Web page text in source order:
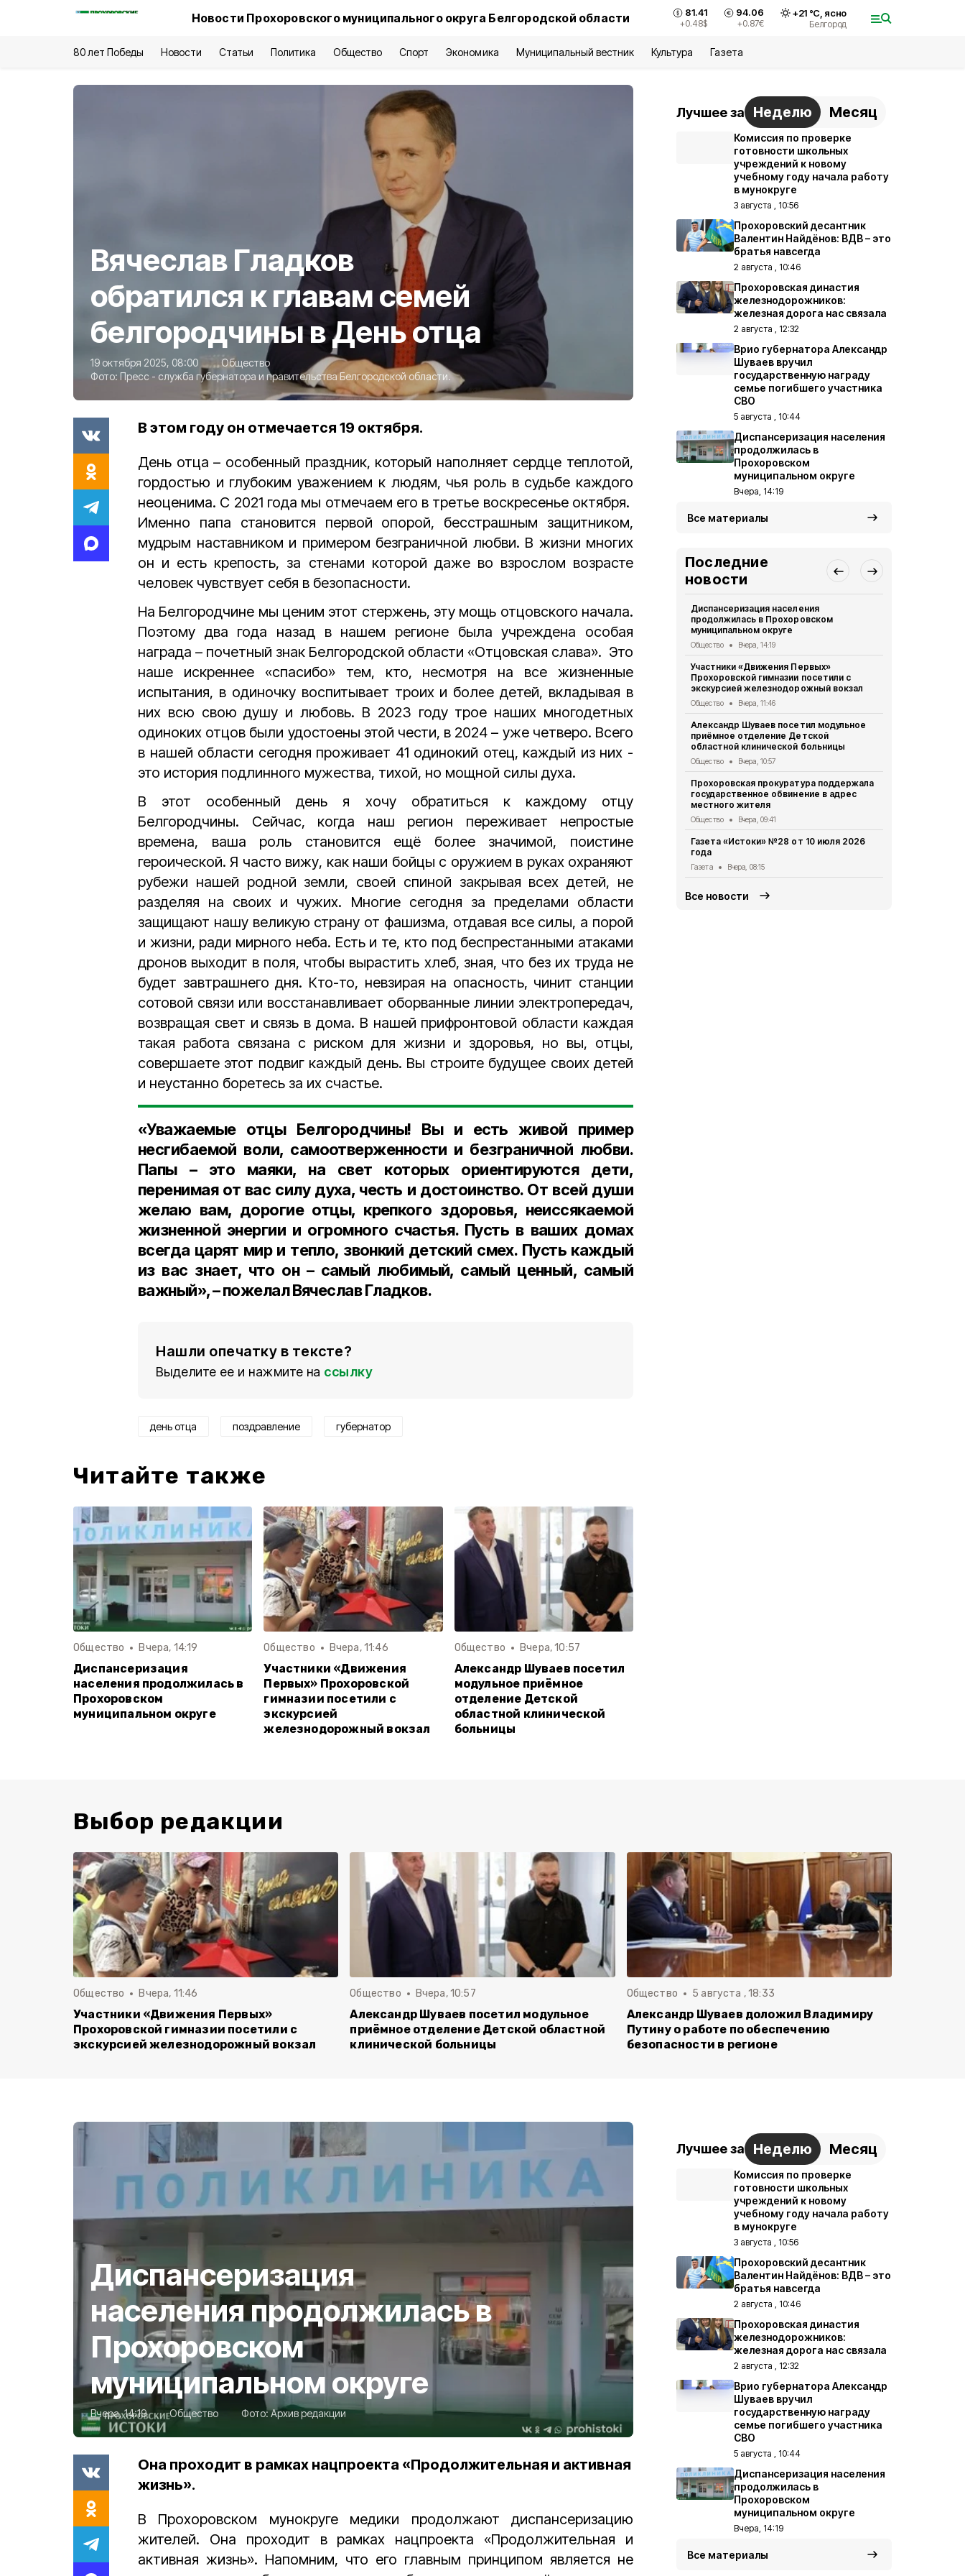
Новости Прохоровского муниципального округа Белгородской области 81.41
+0.48$
94.06
+0.87€
+21°С, ясно
Белгород
80 лет Победы Новости Статьи Политика Общество Спорт Экономика Муниципальный вестник Культура Газета
Вячеслав Гладков
обратился к главам семей
белгородчины в День отца
19 октября 2025, 08:00
Общество
Фото: Пресс - служба губернатора и правительства Белгородской области.
В этом году он отмечается 19 октября.
День отца – особенный праздник, который наполняет сердце теплотой,
гордостью и глубоким уважением к людям, чья роль в судьбе каждого
неоценима. С 2021 года мы отмечаем его в третье воскресенье октября.
Именно папа становится первой опорой, бесстрашным защитником,
мудрым наставником и примером безграничной любви. В жизни многих
он и есть крепость, за стенами которой даже во взрослом возрасте
человек чувствует себя в безопасности.
На Белгородчине мы ценим этот стержень, эту мощь отцовского начала.
Поэтому два года назад в нашем регионе была учреждена особая
награда – почетный знак Белгородской области «Отцовская слава». Это
наше искреннее «спасибо» тем, кто, несмотря на все жизненные
испытания, в одиночку воспитывает троих и более детей, вкладывая в
них всю свою душу и любовь. В 2023 году трое наших многодетных
одиноких отцов были удостоены этой чести, в 2024 – уже четверо. Всего
в нашей области сегодня проживает 41 одинокий отец, каждый из них -
это история подлинного мужества, тихой, но мощной силы духа.
В этот особенный день я хочу обратиться к каждому отцу
Белгородчины. Сейчас, когда наш регион переживает непростые
времена, ваша роль становится ещё более значимой, поистине
героической. Я часто вижу, как наши бойцы с оружием в руках охраняют
рубежи нашей родной земли, своей спиной закрывая всех детей, не
разделяя на своих и чужих. Многие сегодня за пределами области
защищают нашу великую страну от фашизма, отдавая все силы, а порой
и жизни, ради мирного неба. Есть и те, кто под беспрестанными атаками
дронов выходит в поля, чтобы вырастить хлеб, зная, что без их труда не
будет завтрашнего дня. Кто-то, невзирая на опасность, чинит станции
сотовой связи или восстанавливает оборванные линии электропередач,
возвращая свет и связь в дома. В нашей прифронтовой области каждая
такая работа связана с риском для жизни и здоровья, но вы, отцы,
совершаете этот подвиг каждый день. Вы строите будущее своих детей
и неустанно боретесь за их счастье.
«Уважаемые отцы Белгородчины! Вы и есть живой пример
несгибаемой воли, самоотверженности и безграничной любви.
Папы – это маяки, на свет которых ориентируются дети,
перенимая от вас силу духа, честь и достоинство. От всей души
желаю вам, дорогие отцы, крепкого здоровья, неиссякаемой
жизненной энергии и огромного счастья. Пусть в ваших домах
всегда царят мир и тепло, звонкий детский смех. Пусть каждый
из вас знает, что он – самый любимый, самый ценный, самый
важный», – пожелалВячеслав Гладков.
Нашли опечатку в тексте?
Выделите ее и нажмите на ссылку
день отца поздравление губернатор
Читайте также
Общество Вчера, 14:19
Диспансеризация
населения продолжилась в
Прохоровском
муниципальном округе
Общество Вчера, 11:46
Участники «Движения
Первых» Прохоровской
гимназии посетили с
экскурсией
железнодорожный вокзал
Общество Вчера, 10:57
Александр Шуваев посетил
модульное приёмное
отделение Детской
областной клинической
больницы
Лучшее за Неделю Месяц
Комиссия по проверке
готовности школьных
учреждений к новому
учебному году начала работу
в мунокруге
3 августа , 10:56
Прохоровский десантник
Валентин Найдёнов: ВДВ – это
братья навсегда
2 августа , 10:46
Прохоровская династия
железнодорожников:
железная дорога нас связала
2 августа , 12:32
Врио губернатора Александр
Шуваев вручил
государственную награду
семье погибшего участника
СВО
5 августа , 10:44
Диспансеризация населения
продолжилась в
Прохоровском
муниципальном округе
Вчера, 14:19
Все материалы
Последние
новости
Диспансеризация населения
продолжилась в Прохоровском
муниципальном округе
Общество Вчера, 14:19
Участники «Движения Первых»
Прохоровской гимназии посетили с
экскурсией железнодорожный вокзал
Общество Вчера, 11:46
Александр Шуваев посетил модульное
приёмное отделение Детской
областной клинической больницы
Общество Вчера, 10:57
Прохоровская прокуратура поддержала
государственное обвинение в адрес
местного жителя
Общество Вчера, 09:41
Газета «Истоки» №28 от 10 июля 2026
года
Газета Вчера, 08:15
Все новости
Выбор редакции
Общество Вчера, 11:46
Участники «Движения Первых»
Прохоровской гимназии посетили с
экскурсией железнодорожный вокзал
Общество Вчера, 10:57
Александр Шуваев посетил модульное
приёмное отделение Детской областной
клинической больницы
Общество 5 августа , 18:33
Александр Шуваев доложил Владимиру
Путину о работе по обеспечению
безопасности в регионе
Диспансеризация
населения продолжилась в
Прохоровском
муниципальном округе
Вчера, 14:19 Общество Фото:Архив редакции
Она проходит в рамках нацпроекта «Продолжительная и активная
жизнь».
В Прохоровском мунокруге медики продолжают диспансеризацию
жителей. Она проходит в рамках нацпроекта «Продолжительная и
активная жизнь». Напомним, что его главным принципом является не
Лучшее за Неделю Месяц
Комиссия по проверке
готовности школьных
учреждений к новому
учебному году начала работу
в мунокруге
3 августа , 10:56
Прохоровский десантник
Валентин Найдёнов: ВДВ – это
братья навсегда
2 августа , 10:46
Прохоровская династия
железнодорожников:
железная дорога нас связала
2 августа , 12:32
Врио губернатора Александр
Шуваев вручил
государственную награду
семье погибшего участника
СВО
5 августа , 10:44
Диспансеризация населения
продолжилась в
Прохоровском
муниципальном округе
Вчера, 14:19
Все материалы